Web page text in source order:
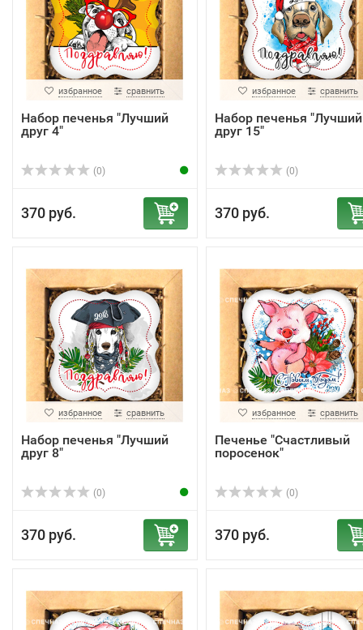
избранное сравнить
Набор печенья "Лучший
друг 4"
(0)
370 руб.
избранное сравнить
Набор печенья "Лучший
друг 15"
(0)
370 руб.
избранное сравнить
Набор печенья "Лучший
друг 8"
(0)
370 руб.
избранное сравнить
Печенье "Счастливый
поросенок"
(0)
370 руб.